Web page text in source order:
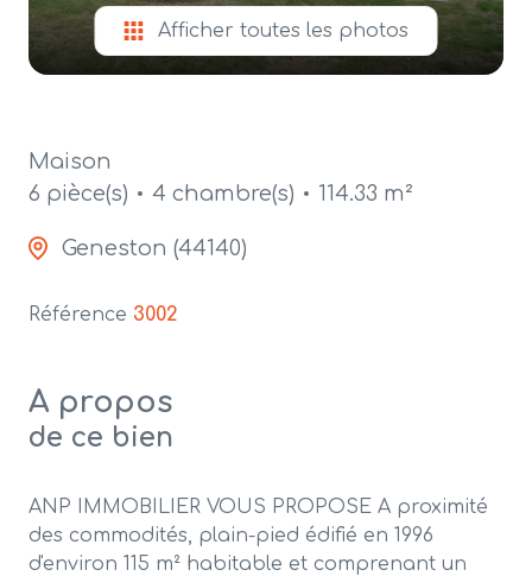
Afficher toutes les photos
Maison
6 pièce(s)
4 chambre(s) 114.33 m²
Geneston (44140)
Référence 3002
A propos
de ce bien
ANP IMMOBILIER VOUS PROPOSE A proximité
des commodités, plain-pied édifié en 1996
d'environ 115 m² habitable et comprenant un